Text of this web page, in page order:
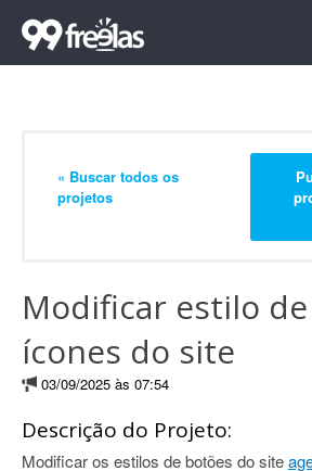
« Buscar todos os
projetos
Modificar estilo
ícones do site
03/09/2025 às 07:54
Descrição do Projeto:
Modificar os estilos de botões do site